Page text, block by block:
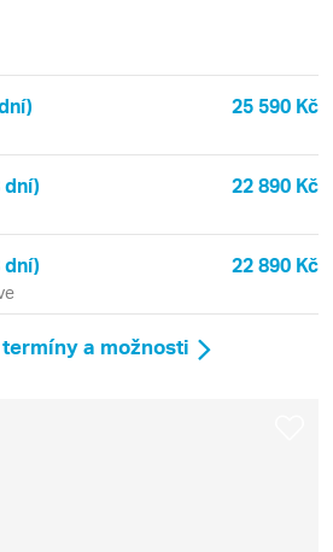
25 590 Kč
dní) 22 890 Kč
dní) 22 890 Kč
a možnosti